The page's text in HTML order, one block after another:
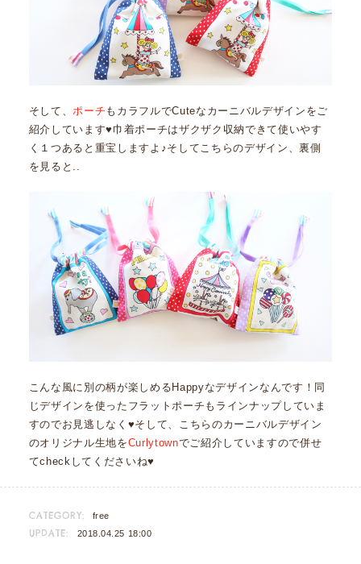
そして、ポーチ もカラフルでCuteなカーニバルデザインをご
紹介しています♥巾着ポーチはザクザク収納できて使いやす
く１つあると重宝しますよ♪そしてこちらのデザイン、裏側
を見ると..
こんな風に別の柄が楽しめるHappyなデザインなんです！同
じデザインを使ったフラットポーチもラインナップしていま
すのでお見逃しなく♥そして、こちらのカーニバルデザイン
のオリジナル生地をCurlytownでご紹介していますので併せ
てcheckしてくださいね♥
CATEGORY: free
UPDATE: 2018.04.25 18:00